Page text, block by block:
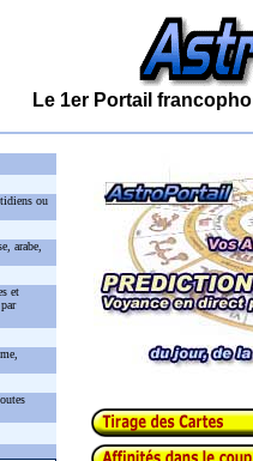
Le 1er Portail
ou
arabe,
et